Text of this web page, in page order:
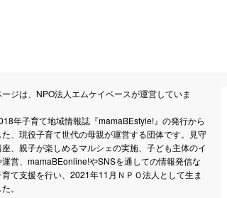
ージは、NPO法人エムケイベースが運営していま
年子育て地域情報誌『mamaBEstyle!』の発行から
、現役子育て世代の母親が運営する団体です。見守
座、親子が楽しめるマルシェの実施、子ども主体のイ
営、mamaBEonline!やSNSを通しての情報発信な
育て支援を行い、2021年11月ＮＰＯ法人として生ま
。